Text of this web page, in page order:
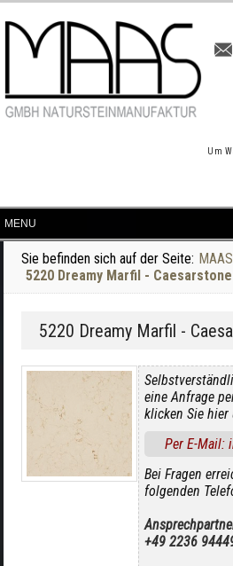
Um
Sie befinden sich auf der Seite:
5220 Dreamy Marfil -
5220 Dreamy Marfil -
eine Anfrage
klicken Sie hier
Per E-Mail:
Bei Fragen
folgenden
+49 2236